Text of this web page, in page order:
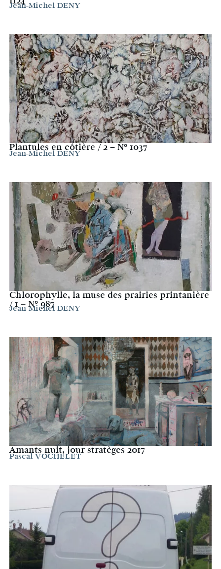
Jean-Michel DENY
Plantules en côtière / 2 – N° 1037
Jean-Michel DENY
Chlorophylle, la muse des prairies printanière
/ 1 – N° 987
Jean-Michel DENY
Amants nuit, jour stratèges 2017
Pascal VOCHELET